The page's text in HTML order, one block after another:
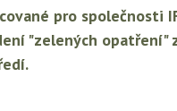
pro společnosti
"zelených opatření"